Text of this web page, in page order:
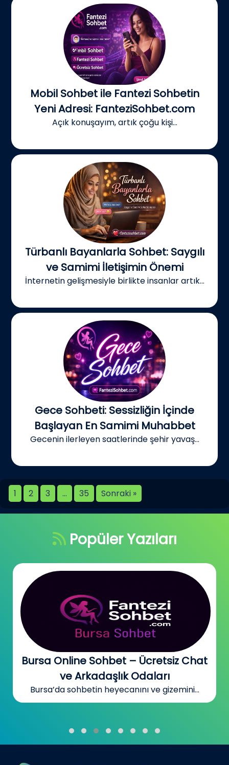
Mobil Sohbet ile Fantezi Sohbetin
Yeni Adresi: FanteziSohbet.com
Açık konuşayım, artık çoğu kişi...
Türbanlı Bayanlarla Sohbet: Saygılı
ve Samimi İletişimin Önemi
İnternetin gelişmesiyle birlikte insanlar artık...
Gece Sohbeti: Sessizliğin İçinde
Başlayan En Samimi Muhabbet
Gecenin ilerleyen saatlerinde şehir yavaş...
1 2 3 … 35 Sonraki »
Popüler Yazıları
Bursa Online Sohbet – Ücretsiz Chat
ve Arkadaşlık Odaları
Bursa’da sohbetin heyecanını ve gizemini...